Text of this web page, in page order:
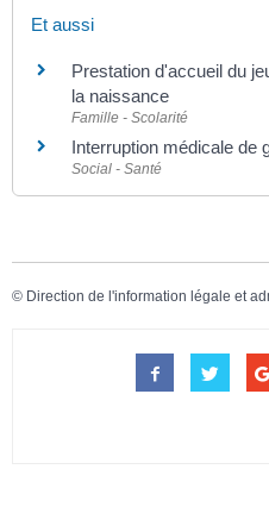
Et aussi
Prestation d'accueil du
la naissance
Famille - Scolarité
Interruption médicale de
Social - Santé
© Direction de l'information légale et